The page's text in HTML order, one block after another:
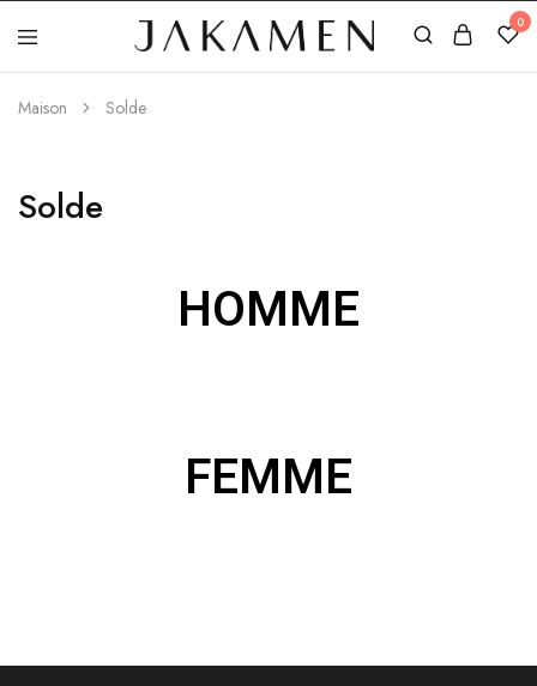
Jakamen
Algérie
0
Maison Solde
Solde
HOMME
FEMME